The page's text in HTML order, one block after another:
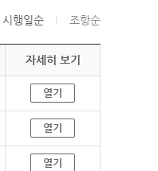
시행일순 조항순
자세히 보기
열기
열기
열기